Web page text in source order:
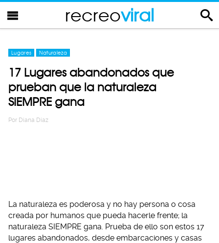
recreoviral
Lugares Naturaleza
17 Lugares abandonados que
prueban que la naturaleza
SIEMPRE gana
Por Diana Diaz
La naturaleza es poderosa y no hay persona o cosa
creada por humanos que pueda hacerle frente; la
naturaleza SIEMPRE gana. Prueba de ello son estos 17
lugares abandonados, desde embarcaciones y casas